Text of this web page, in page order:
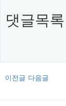
댓글목록
이전글 다음글